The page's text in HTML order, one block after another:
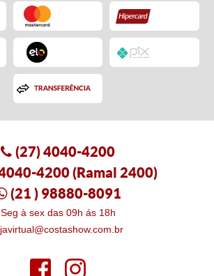
(27)4040-4200
4200(Ramal 2400)
(21 ) 98880-8091
Seg à sex das 09h ás 18h